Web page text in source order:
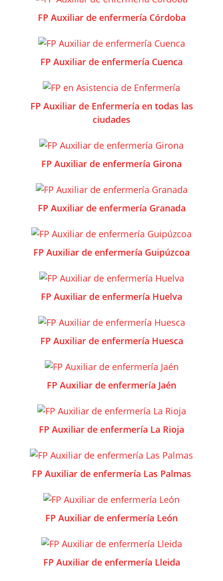
FP Auxiliar de enfermería Córdoba
FP Auxiliar de enfermería Cuenca
FP Auxiliar de Enfermería en todas las
ciudades
FP Auxiliar de enfermería Girona
FP Auxiliar de enfermería Granada
FP Auxiliar de enfermería Guipúzcoa
FP Auxiliar de enfermería Huelva
FP Auxiliar de enfermería Huesca
FP Auxiliar de enfermería Jaén
FP Auxiliar de enfermería La Rioja
FP Auxiliar de enfermería Las Palmas
FP Auxiliar de enfermería León
FP Auxiliar de enfermería Lleida